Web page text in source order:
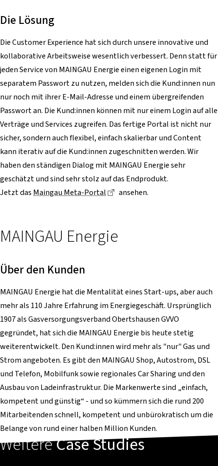
Die Lösung
Die Customer Experience hat sich durch unsere innovative und
kollaborative Arbeitsweise wesentlich verbessert. Denn statt für
jeden Service von MAINGAU Energie einen eigenen Login mit
separatem Passwort zu nutzen, melden sich die Kund:innen nun
nur noch mit ihrer E-Mail-Adresse und einem übergreifenden
Passwort an. Die Kund:innen können mit nur einem Login auf alle
Verträge und Services zugreifen. Das fertige Portal ist nicht nur
sicher, sondern auch flexibel, einfach skalierbar und Content
kann iterativ auf die Kund:innen zugeschnitten werden. Wir
haben den ständigen Dialog mit MAINGAU Energie sehr
geschätzt und sind sehr stolz auf das Endprodukt.
Jetzt das Maingau Meta-Portal Dieser Link führt zu einer
ansehen.
MAINGAU Energie
Über den Kunden
MAINGAU Energie hat die Mentalität eines Start-ups, aber auch
mehr als 110 Jahre Erfahrung im Energiegeschäft. Ursprünglich
1907 als Gasversorgungsverband Obertshausen GVVO
gegründet, hat sich die MAINGAU Energie bis heute stetig
weiterentwickelt. Den Kund:innen wird mehr als "nur" Gas und
Strom angeboten. Es gibt den MAINGAU Shop, Autostrom, DSL
und Telefon, Mobilfunk sowie regionales Car Sharing und den
Ausbau von Ladeinfrastruktur. Die Markenwerte sind „einfach,
kompetent und günstig“ - und so kümmern sich die rund 200
Mitarbeitenden schnell, kompetent und unbürokratisch um die
Belange von rund einer halben Million Kunden.
WeitereCase Studies